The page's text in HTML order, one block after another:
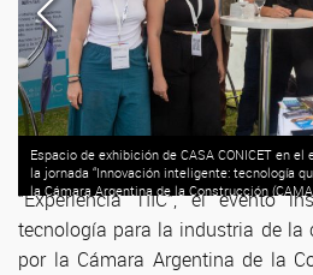
Espacio de exhibición de CASA CONICET en el
la jornada “Innovación inteligente: tecnología
la Cámara Argentina de la Construcción
Fotografía Andrés De Angelis
“Experiencia TIIC”, el evento
tecnología para la industria de la
por la Cámara Argentina de la